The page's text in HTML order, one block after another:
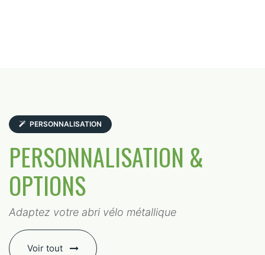
PERSONNALISATION
PERSONNALISATION &
OPTIONS
Adaptez votre abri vélo métallique
Voir tout